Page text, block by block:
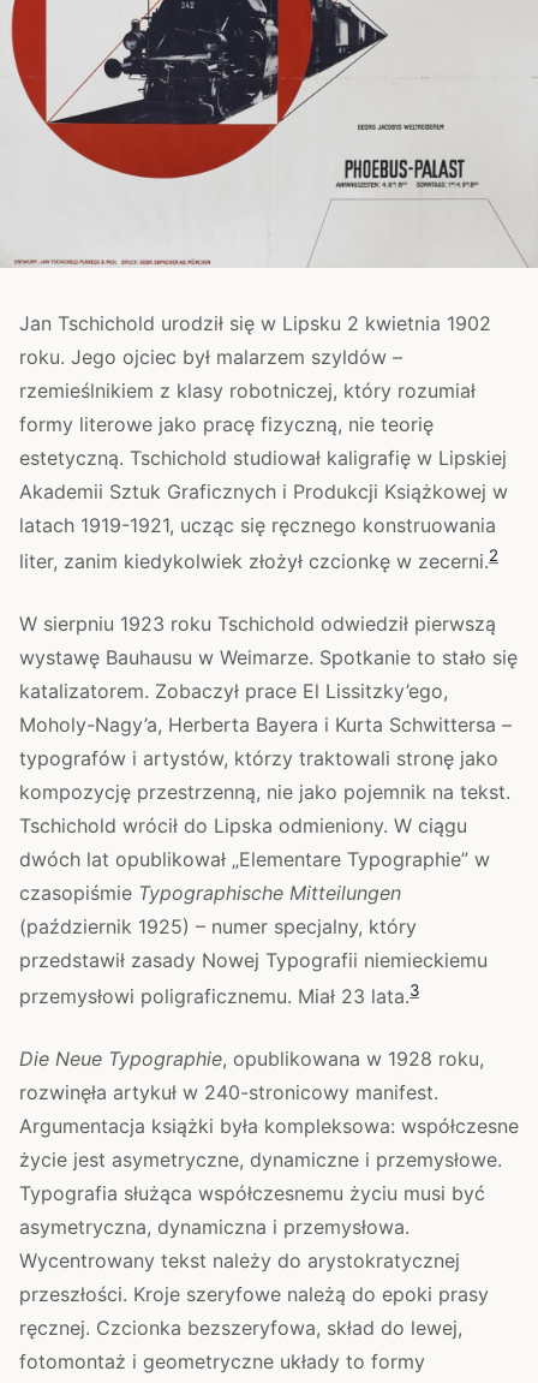
Jan Tschichold urodził się w Lipsku 2 kwietnia 1902
roku. Jego ojciec był malarzem szyldów –
rzemieślnikiem z klasy robotniczej, który rozumiał
formy literowe jako pracę fizyczną, nie teorię
estetyczną. Tschichold studiował kaligrafię w Lipskiej
Akademii Sztuk Graficznych i Produkcji Książkowej w
latach 1919-1921, ucząc się ręcznego konstruowania
liter, zanim kiedykolwiek złożył czcionkę w zecerni.2
W sierpniu 1923 roku Tschichold odwiedził pierwszą
wystawę Bauhausu w Weimarze. Spotkanie to stało się
katalizatorem. Zobaczył prace El Lissitzky’ego,
Moholy-Nagy’a, Herberta Bayera i Kurta Schwittersa –
typografów i artystów, którzy traktowali stronę jako
kompozycję przestrzenną, nie jako pojemnik na tekst.
Tschichold wrócił do Lipska odmieniony. W ciągu
dwóch lat opublikował „Elementare Typographie” w
czasopiśmie Typographische Mitteilungen
(październik 1925) – numer specjalny, który
przedstawił zasady Nowej Typografii niemieckiemu
przemysłowi poligraficznemu. Miał 23 lata.3
Die Neue Typographie, opublikowana w 1928 roku,
rozwinęła artykuł w 240-stronicowy manifest.
Argumentacja książki była kompleksowa: współczesne
życie jest asymetryczne, dynamiczne i przemysłowe.
Typografia służąca współczesnemu życiu musi być
asymetryczna, dynamiczna i przemysłowa.
Wycentrowany tekst należy do arystokratycznej
przeszłości. Kroje szeryfowe należą do epoki prasy
ręcznej. Czcionka bezszeryfowa, skład do lewej,
fotomontaż i geometryczne układy to formy